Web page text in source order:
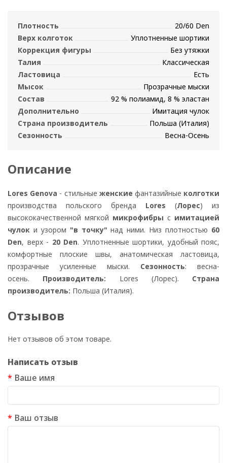
Плотность
20/60 Den
Верх колготок
Уплотненные шортики
Коррекция фигуры
Без утяжки
Талия
Классическая
Ластовица
Есть
Мысок
Прозрачные мыски
Состав
92 % полиамид, 8 % эластан
Дополнительно
Имитация чулок
Страна производитель
Польша (Италия)
Сезонность
Весна-Осень
Описание
Lores Genova - стильные женские фантазийные колготки
производства польского бренда Lores (Лорес) из
высококачественной мягкой микрофибры с имитацией
чулок и узором "в точку" над ними. Низ плотностью 60
Den, верх - 20 Den. Уплотненные шортики, удобный пояс,
комфортные плоские швы, анатомическая ластовица,
прозрачные усиленные мыски. Сезонность: весна-
осень. Производитель: Lores (Лорес). Страна
производитель: Польша (Италия).
Отзывов
Нет отзывов об этом товаре.
Написать отзыв
Ваше имя
Ваш отзыв